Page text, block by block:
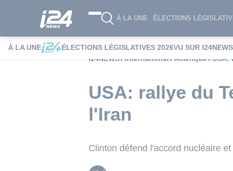
À LA UNE ÉLECTIONS
À LA UNE ÉLECTIONS LÉGISLATIVES 2026VU SUR I24NEWS
i24NEWS
International Amérique USA:
USA: rallye du
l'Iran
Clinton défend l'accord nucléaire